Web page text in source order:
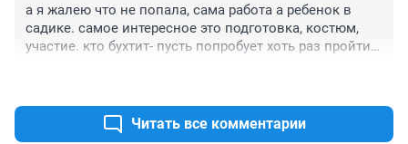
а я жалею что не попала, сама работа а ребенок в
садике. самое интересное это подготовка, костюм,
участие. кто бухтит- пусть попробует хоть раз пройти в
Читать все комментарии